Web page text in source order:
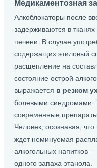
Медикаментозная
Алкоблокаторы после
задерживаются в
печени. В случае
содержащих этиловый
расщепление на
состояние острой
выражается в резком
болевыми синдромами.
современные
Человек, осознавая,
ждет неминуемая
алкогольных напитков
одного запаха этанола.